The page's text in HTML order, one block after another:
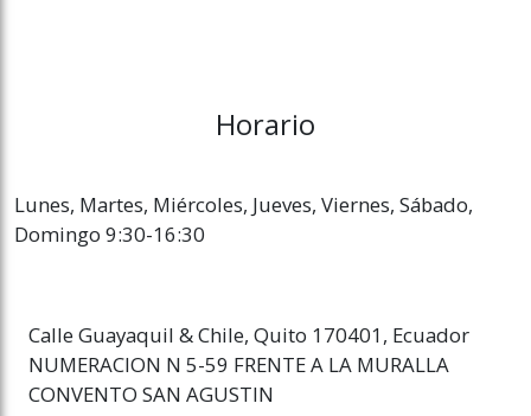
Horario
Lunes, Martes, Miércoles, Jueves, Viernes, Sábado,
Domingo 9:30-16:30
Calle Guayaquil & Chile, Quito 170401, Ecuador
NUMERACION N 5-59 FRENTE A LA MURALLA
CONVENTO SAN AGUSTIN